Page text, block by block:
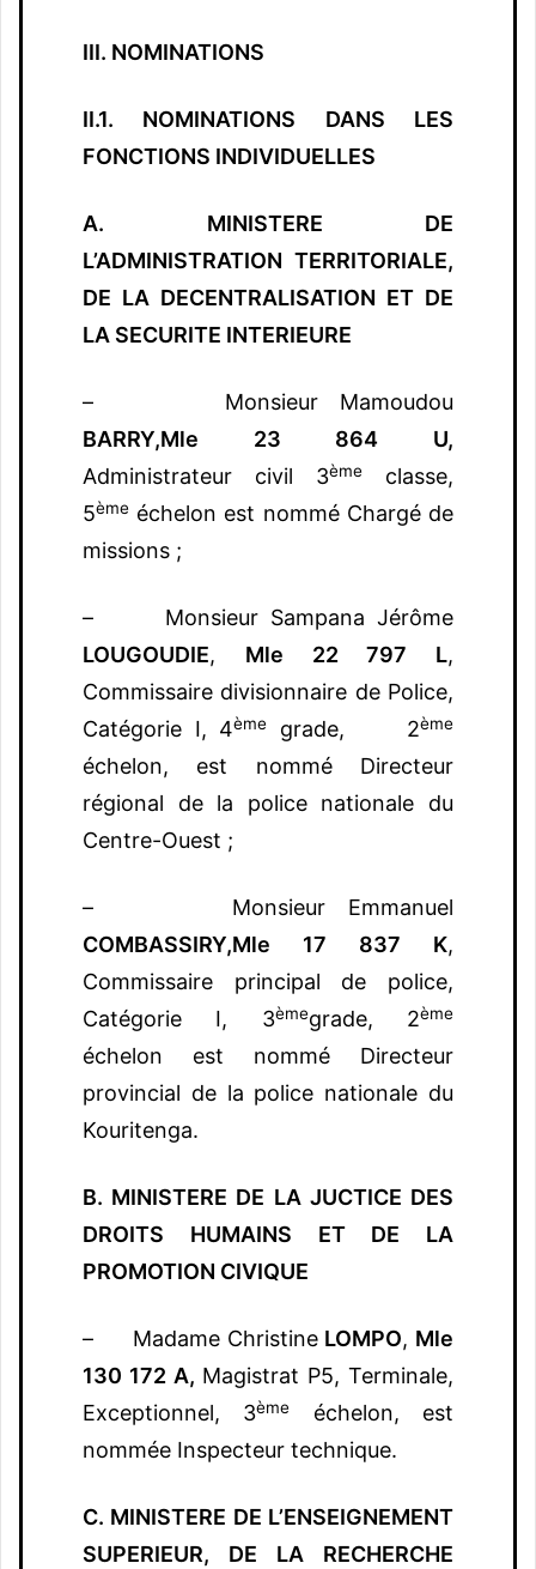
III. NOMINATIONS
II.1. NOMINATIONS DANS LES
FONCTIONS INDIVIDUELLES
A. MINISTERE DE
L’ADMINISTRATION TERRITORIALE,
DE LA DECENTRALISATION ET DE
LA SECURITE INTERIEURE
– Monsieur Mamoudou
BARRY,Mle 23 864 U,
Administrateur civil 3ème
classe,
5ème échelon est nommé Chargé de
missions ;
– Monsieur Sampana Jérôme
LOUGOUDIE, Mle 22 797 L,
Commissaire divisionnaire de Police,
Catégorie I, 4ème grade, 2ème
échelon, est nommé Directeur
régional de la police nationale du
Centre-Ouest ;
– Monsieur Emmanuel
COMBASSIRY,Mle 17 837 K,
Commissaire principal de police,
Catégorie I, 3èmegrade, 2ème
échelon est nommé Directeur
provincial de la police nationale du
Kouritenga.
B. MINISTERE DE LA JUCTICE DES
DROITS HUMAINS ET DE LA
PROMOTION CIVIQUE
– Madame Christine LOMPO, Mle
130 172 A, Magistrat P5, Terminale,
Exceptionnel, 3ème
échelon, est
nommée Inspecteur technique.
C. MINISTERE DE L’ENSEIGNEMENT
SUPERIEUR, DE LA RECHERCHE